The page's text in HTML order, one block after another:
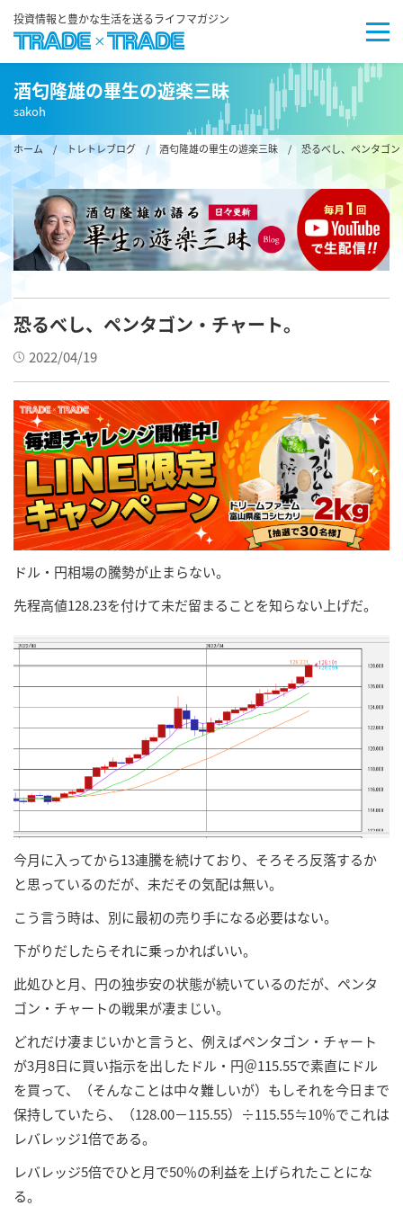
投資情報と豊かな生活を送るライフマガジン
酒匂隆雄の畢生の遊楽三昧
sakoh
ホーム/ トレトレブログ / 酒匂隆雄の畢生の遊楽三昧 / 恐るべし、ペンタゴン
恐るべし、ペンタゴン・チャート。
2022/04/19
ドル・円相場の騰勢が止まらない。
先程高値128.23を付けて未だ留まることを知らない上げだ。
今月に入ってから13連騰を続けており、そろそろ反落するか
と思っているのだが、未だその気配は無い。
こう言う時は、別に最初の売り手になる必要はない。
下がりだしたらそれに乗っかればいい。
此処ひと月、円の独歩安の状態が続いているのだが、ペンタ
ゴン・チャートの戦果が凄まじい。
どれだけ凄まじいかと言うと、例えばペンタゴン・チャート
が3月8日に買い指示を出したドル・円＠115.55で素直にドル
を買って、（そんなことは中々難しいが）もしそれを今日まで
保持していたら、（128.00－115.55）÷115.55≒10％でこれは
レバレッジ1倍である。
レバレッジ5倍でひと月で50％の利益を上げられたことにな
る。